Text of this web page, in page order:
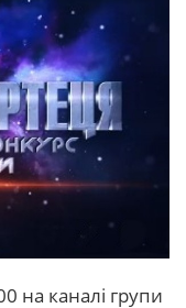
на каналі групи